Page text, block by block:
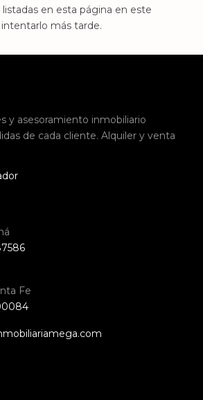
en esta página en este
más tarde.
y asesoramiento inmobiliario
de cada cliente. Alquiler y venta
Fe